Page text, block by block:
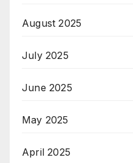
August 2025
July 2025
June 2025
May 2025
April 2025